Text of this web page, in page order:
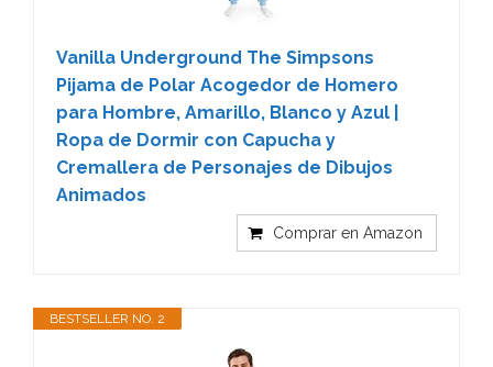
Vanilla Underground The Simpsons
Pijama de Polar Acogedor de Homero
para Hombre, Amarillo, Blanco y Azul |
Ropa de Dormir con Capucha y
Cremallera de Personajes de Dibujos
Animados
Comprar en Amazon
BESTSELLER NO. 2